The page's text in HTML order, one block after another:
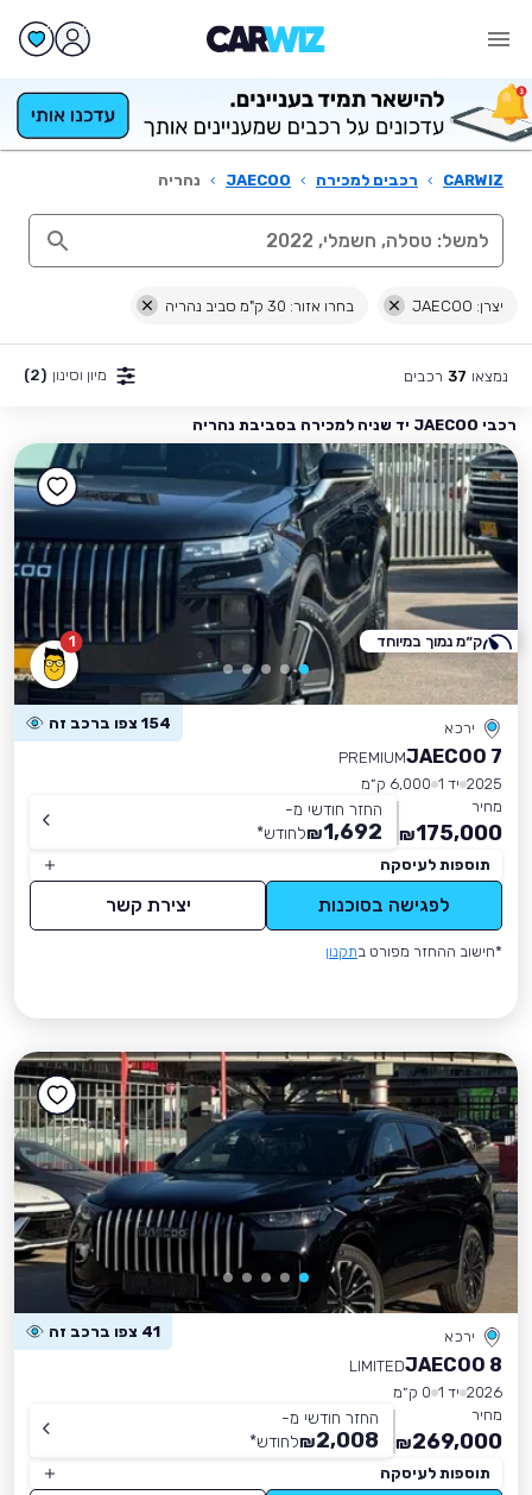
CARWIZ
› רכבים למכירה ›
JAECOO
› נהריה
יצרן: JAECOO בחרו אזור: 30 ק"מ סביב נהריה
נמצאו 37 רכבים מיון וסינון (2)
רכבי JAECOO יד שניה למכירה בסביבת נהריה
1
ירכא 154 צפו ברכב זה
JAECOO 7
PREMIUM
2025 יד 1
6,000 ק״מ
מחיר
175,000
₪
החזר חודשי מ-
1,692
₪לחודש*
תוספות לעיסקה
לפגישה בסוכנות יצירת קשר
*חישוב ההחזר מפורט בתקנון
ק״מ נמוך במיוחד
ירכא 41 צפו ברכב זה
JAECOO 8
LIMITED
2026 יד 1
0 ק״מ
מחיר
269,000
₪
החזר חודשי מ-
2,008
₪לחודש*
תוספות לעיסקה